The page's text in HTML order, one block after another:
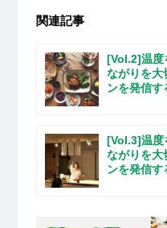
関連記事
[Vol.2]温度
ながりを大
ンを発信す
[Vol.3]温度
ながりを大
ンを発信す